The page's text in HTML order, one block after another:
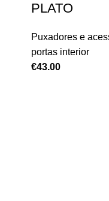
PLATO
Puxadores e
portas interior
€43.00